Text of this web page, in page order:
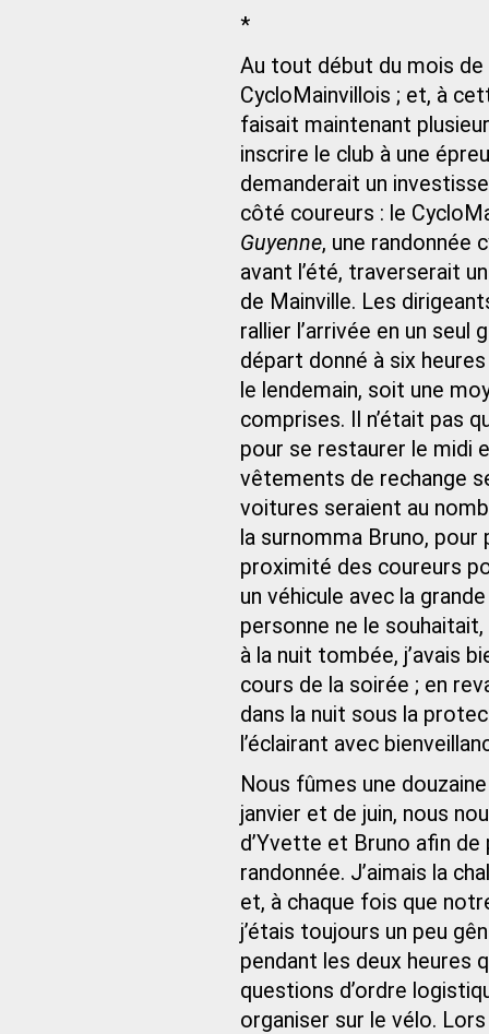
*
Au tout début du mois de
CycloMainvillois ; et, à
faisait maintenant
inscrire le club à une
demanderait un
côté coureurs : le
Guyenne, une randonnée
avant l’été, traverserait
de Mainville. Les
rallier l’arrivée en un
départ donné à six
le lendemain, soit une
comprises. Il n’était pas
pour se restaurer le midi
vêtements de rechange
voitures seraient au
la surnomma Bruno,
proximité des coureurs
un véhicule avec la
personne ne le
à la nuit tombée, j’avais
cours de la soirée ; en
dans la nuit sous la
l’éclairant avec
Nous fûmes une
janvier et de juin, nous
d’Yvette et Bruno afin
randonnée. J’aimais la
et, à chaque fois que
j’étais toujours un peu
pendant les deux heures
questions d’ordre
organiser sur le vélo.